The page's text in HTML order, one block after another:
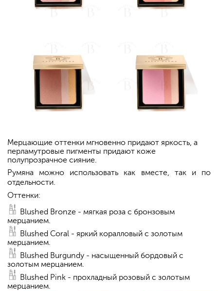
Мерцающие оттенки мгновенно придают яркость, а
перламутровые пигменты придают коже
полупрозрачное сияние.
Румяна можно использовать как вместе, так и по
отдельности.
Оттенки:
Blushed Bronze - мягкая роза с бронзовым
мерцанием.
Blushed Coral - яркий коралловый с золотым
мерцанием.
Blushed Burgundy - насыщенный бордовый с
золотым мерцанием.
Blushed Pink - прохладный розовый с золотым
мерцанием.